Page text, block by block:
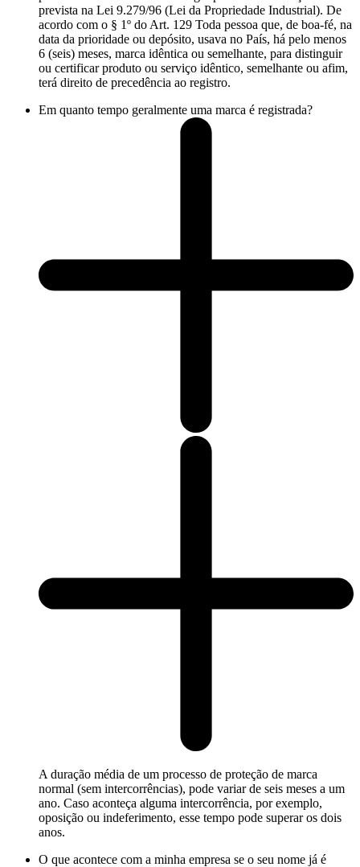
prevista na Lei 9.279/96 (Lei da Propriedade Industrial). De
acordo com o § 1º do Art. 129 Toda pessoa que, de boa-fé, na
data da prioridade ou depósito, usava no País, há pelo menos
6 (seis) meses, marca idêntica ou semelhante, para distinguir
ou certificar produto ou serviço idêntico, semelhante ou afim,
terá direito de precedência ao registro.
Em quanto tempo geralmente uma marca é registrada?
A duração média de um processo de proteção de marca
normal (sem intercorrências), pode variar de seis meses a um
ano. Caso aconteça alguma intercorrência, por exemplo,
oposição ou indeferimento, esse tempo pode superar os dois
anos.
O que acontece com a minha empresa se o seu nome já é